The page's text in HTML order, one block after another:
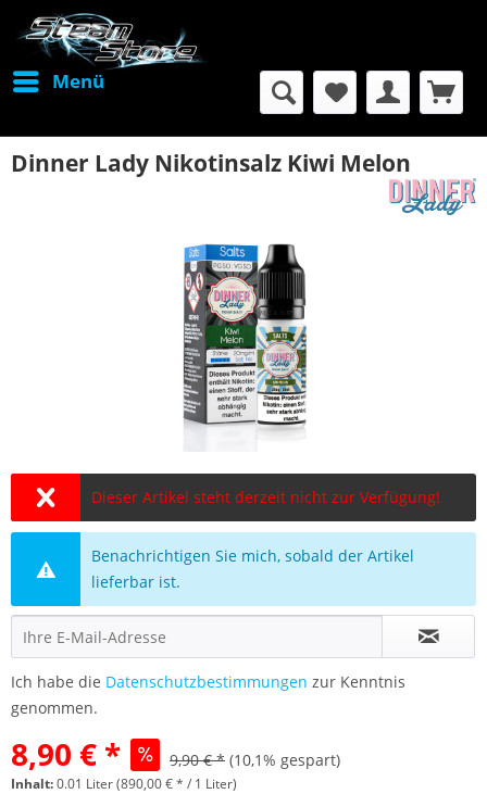
Menü
Dinner Lady Nikotinsalz Kiwi Melon
Dieser Artikel steht derzeit nicht zur Verfügung!
Benachrichtigen Sie mich, sobald der Artikel
lieferbar ist.
Ich habe die Datenschutzbestimmungen zur Kenntnis
genommen.
8,90 € * 9,90 € * (10,1% gespart)
Inhalt:0.01 Liter (890,00 € * / 1 Liter)